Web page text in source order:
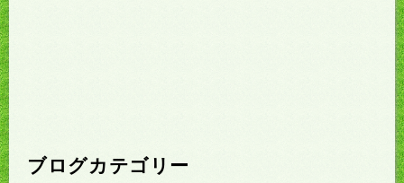
ブログカテゴリー